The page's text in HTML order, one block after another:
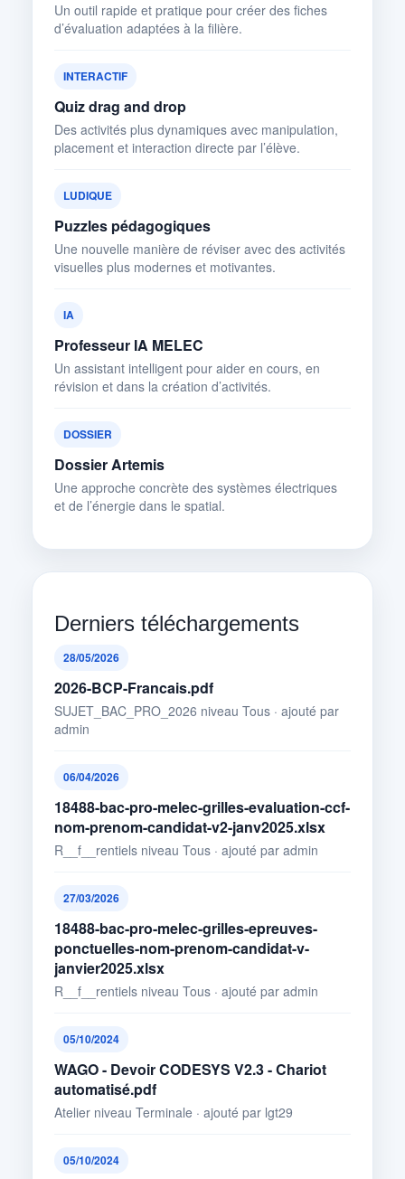
Un outil rapide et pratique pour créer des fiches
d’évaluation adaptées à la filière.
INTERACTIF
Quiz drag and drop
Des activités plus dynamiques avec manipulation,
placement et interaction directe par l’élève.
LUDIQUE
Puzzles pédagogiques
Une nouvelle manière de réviser avec des activités
visuelles plus modernes et motivantes.
IA
Professeur IA MELEC
Un assistant intelligent pour aider en cours, en
révision et dans la création d’activités.
DOSSIER
Dossier Artemis
Une approche concrète des systèmes électriques
et de l’énergie dans le spatial.
Derniers téléchargements
28/05/2026
2026-BCP-Francais.pdf
SUJET_BAC_PRO_2026 niveau Tous · ajouté par
admin
06/04/2026
18488-bac-pro-melec-grilles-evaluation-ccf-
nom-prenom-candidat-v2-janv2025.xlsx
R__f__rentiels niveau Tous · ajouté par admin
27/03/2026
18488-bac-pro-melec-grilles-epreuves-
ponctuelles-nom-prenom-candidat-v-
janvier2025.xlsx
R__f__rentiels niveau Tous · ajouté par admin
05/10/2024
WAGO - Devoir CODESYS V2.3 - Chariot
automatisé.pdf
Atelier niveau Terminale · ajouté par lgt29
05/10/2024